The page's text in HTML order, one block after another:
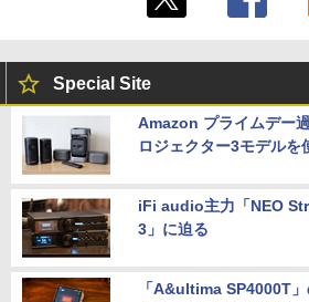
Special Site
Amazon プライムデー
ロジェクター3モデルを
iFi audio主力「NEO
3」に迫る
「A&ultima SP4000T